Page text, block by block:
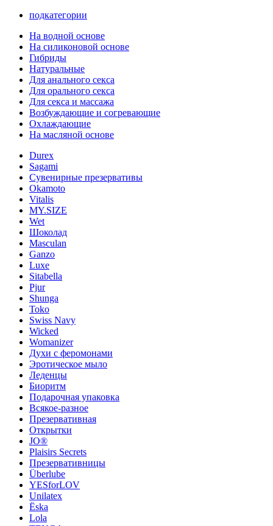
подкатегории
На водной основе
На силиконовой основе
Гибриды
Натуральные
Для анального секса
Для орального секса
Для секса и массажа
Возбуждающие и согревающие
Охлаждающие
На масляной основе
Durex
Sagami
Сувенирные презервативы
Okamoto
Vitalis
MY.SIZE
Wet
Шоколад
Masculan
Ganzo
Luxe
Sitabella
Pjur
Shunga
Toko
Swiss Navy
Wicked
Womanizer
Духи с феромонами
Эротическое мыло
Леденцы
Биоритм
Подарочная упаковка
Всякое-разное
Презервативная
Открытки
JO®
Plaisirs Secrets
Презервативницы
Überlube
YESforLOV
Unilatex
Ёska
Lola